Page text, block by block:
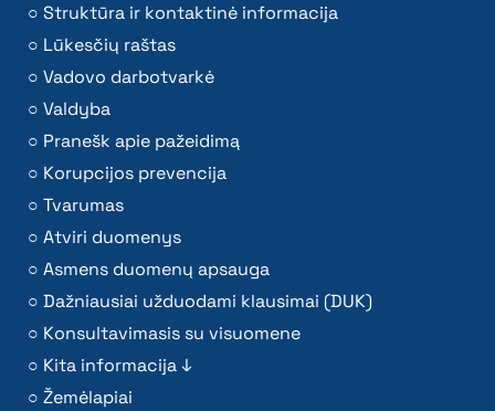
Struktūra ir kontaktinė informacija
Lūkesčių raštas
Vadovo darbotvarkė
Valdyba
Pranešk apie pažeidimą
Korupcijos prevencija
Tvarumas
Atviri duomenys
Asmens duomenų apsauga
Dažniausiai užduodami klausimai (DUK)
Konsultavimasis su visuomene
Kita informacija ↓
Žemėlapiai